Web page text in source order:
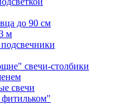
до 90 см
м
свечи-столбики
свечи